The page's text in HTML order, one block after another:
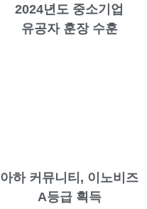
2024년도 중소기업
유공자 훈장 수훈
아하 커뮤니티, 이노비즈
A등급 획득